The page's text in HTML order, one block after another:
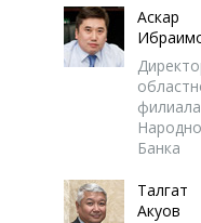
Аскар
филиала
Банка
Талгат
Акуов